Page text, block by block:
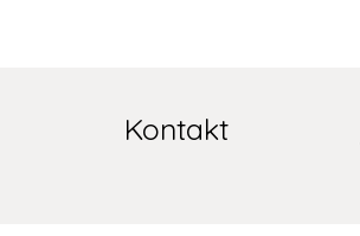
Kontakt